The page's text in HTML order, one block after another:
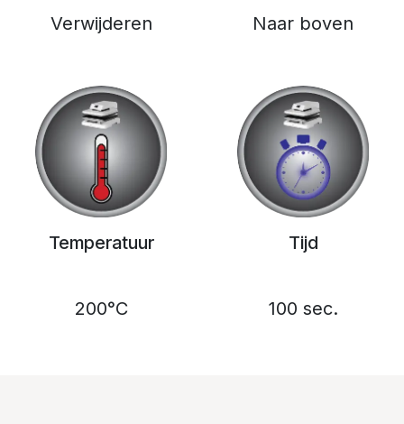
Verwijderen Naar boven
Temperatuur
200°C
Tijd
100 sec.